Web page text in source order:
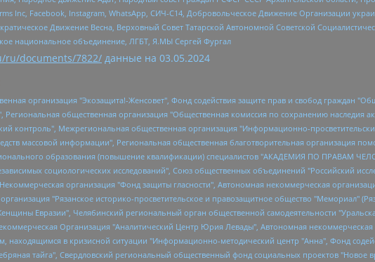
Inc, Facebook, Instagram, WhatsApp, СИЧ-С14, Добровольческое Движение Организации
Движение Весна, Верховный Совет Татарской Автономной Советской
национальное объединение, ЛГБТ, Я.МЫ Сергей Фургал
ru/documents/7822/ данные на 03.05.2024
правозащитная группа", Фонд содействия защите здоровья и социальной справедливости имени Андрея Рылькова, Автономная Некоммерческая Организация "Аналитический Центр Юрия Левады", Автономная некоммерческая организация социальной поддержки населения "Проект Апрель", Региональная общественная организация помощи женщинам и детям, находящимся в кризисной ситуации "Информационно-методический центр "Анна", Фонд содействия развитию массовых коммуникаций и правовому просвещению "Так-так-Так", Фонд содействия устойчивому развитию "Серебряная тайга", Свердловский региональный общественный фонд социальных проектов "Новое время", "Idel.Реалии", Кавказ.Реалии, Крым.Реалии, Телеканал Настоящее Время, Татаро-башкирская служба Радио Свобода (Azatliq Radiosi), Радио Свободная Европа/Радио Свобода (PCE/PC), "Сибирь.Реалии", "Фактограф", Благотворительный фонд помощи осужденным и их семьям, Автономная некоммерческая организация "Институт глобализации и социальных движений", Фонд "В защиту прав заключенных", Частное учреждение "Центр поддержки и содействия развитию средств массовой информации", Пензенский региональный общественный благотворительный фонд "Гражданский союз", "Север.Реалии", Некоммерческая организация Фонд "Правовая инициатива", Общество с ограниченной ответственностью "Радио Свободная Европа/Радио Свобода", Чешское информационное агентство "MEDIUM-ORIENT", Красноярская региональная общественная организация "Мы против СПИДа", Камалягин Денис Николаевич, Маркелов Сергей Евгеньевич, Пономарев Лев Александрович, Савицкая Людмила Алексеевна, Автономная некоммерческая организация "Центр по работе с проблемой насилия "НАСИЛИЮ.НЕТ", Межрегиональный профессиональный союз работников здравоохранения "Альянс врачей", Юридическое лицо, зарегистрированное в Латвийской Республике, SIA "Medusa Project" (регистрационный номер 40103797863, дата регистрации 10.06.2014), Некоммерческая организация "Фонд по борьбе с коррупцией", Автономная некоммерческая организация "Институт права и публичной политики", Баданин Роман Сергеевич, Гликин Максим Александрович, Железнова Мария Михайловна, Лукьянова Юлия Сергеевна, Маетная Елизавета Витальевна, Маняхин Петр Борисович, Чуракова Ольга Владимировна, Ярош Юлия Петровна, Юридическое лицо "The Insider SIA", зарегистрированное в Риге, Латвийская Республика (дата регистрации 26.06.2015), являющееся администратором доменного имени интернет-издания "The Insider SIA", https://theins.ru, Постернак Алексей Евгеньевич, Рубин Михаил Аркадьевич, Анин Роман Александрович, Юридическое лицо Istories fonds, зарегистрированное в Латвийской Республике (регистрационный номер 50008295751, дата регистрации 24.02.2020), Великовский Дмитрий Александрович, Долинина Ирина Николаевна, Мароховская Алеся Алексеевна, Шлейнов Роман Юрьевич, Шмагун Олеся Валентиновна, Общество с ограниченной ответственностью "Альтаир 2021", Общество с ограниченной ответственностью "Вега 2021", Общество с ограниченной ответственностью "Главный редактор 2021", Общество с ограниченной ответственностью "Ромашки монолит", Важенков Артем Валерьевич, Ивановская областная общественная организация "Центр гендерных исследований", Гурман Юрий Альбертович, Медиапроект "ОВД-Инфо", Егоров Владимир Владимирович, Жилинский Владимир Александрович, Общество с ограниченной ответственностью "ЗП", Иванова София Юрьевна, Карезина Инна Павловна, Кильтау Екатерина Викторовна, Петров Алексей Викторович, Пискунов Сергей Евгеньевич, Смирнов Сергей Сергеевич, Тихонов Михаил Сергеевич, Общество с ограниченной ответственностью "ЖУРНАЛИСТ-ИНОСТРАННЫЙ АГЕНТ", Арапова Галина Юрьевна, Вольтская Татьяна Анатольевна, Американская компания "Mason G.E.S. Anonymous Foundation" (США), являющаяся владельцем интернет-издания https://mnews.world/, Компания "Stichting Bellingcat", зарегистрированная в Нидерландах (дата регистрации 11.07.2018), Захаров Андрей Вячеславович, Клепиковская Екатерина Дмитриевна, Общество с ограниченной ответственностью "МЕМО", Перл Роман Александрович, Симонов Евгений Алексеевич, Соловьева Елена Анатольевна, Сотников Даниил Владимирович, Сурначева Елизавета